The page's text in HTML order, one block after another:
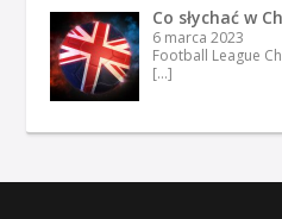
Co słychać w
6 marca 2023
Football League
[…]